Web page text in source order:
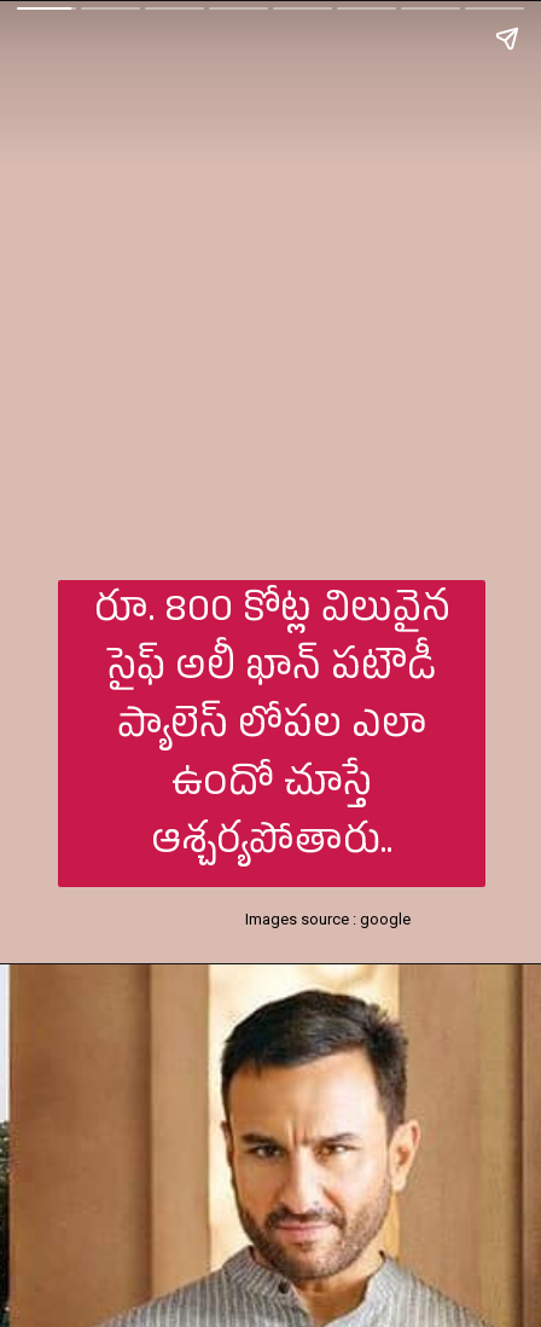
రూ. 800 కోట్ల విలువైన
సైఫ్ అలీ ఖాన్ పటౌడీ
ప్యాలెస్ లోపల ఎలా
ఉందో చూస్తే
ఆశ్చర్యపోతారు..
Images source : google